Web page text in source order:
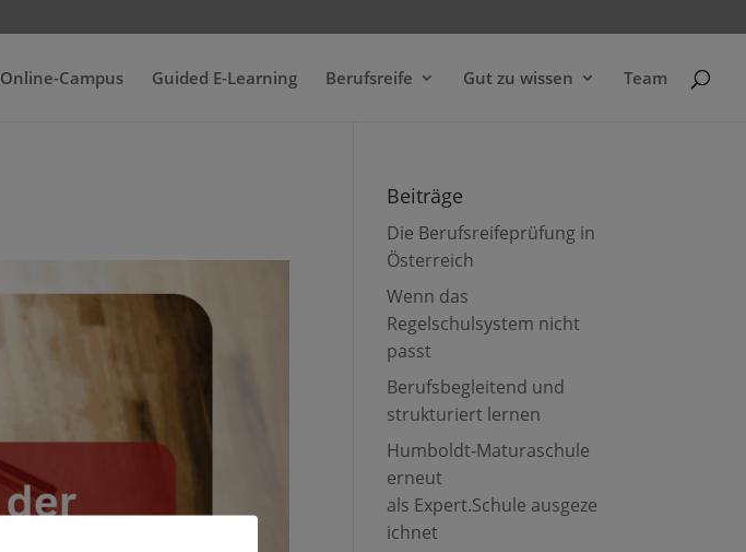
Online-Campus Guided E-Learning Berufsreife Gut zu wissen Team
Beiträge
Die Berufsreifeprüfung in
Österreich
Wenn das
Regelschulsystem nicht
passt
Berufsbegleitend und
strukturiert lernen
Humboldt-Maturaschule
erneut
als Expert.Schule ausgeze
ichnet